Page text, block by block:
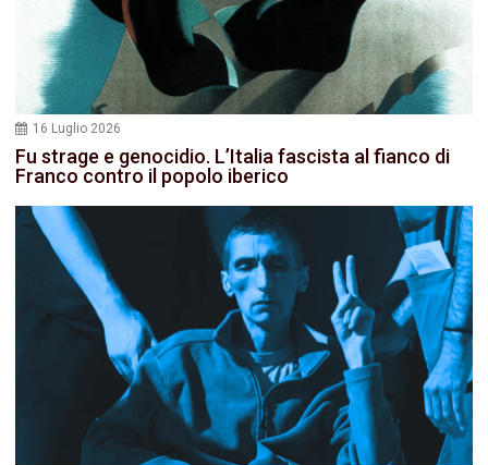
16 Luglio 2026
Fu strage e genocidio. L’Italia fascista al fianco di
Franco contro il popolo iberico